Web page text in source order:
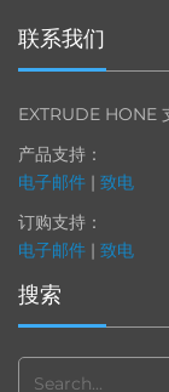
联系我们
EXTRUDE HONE
产品支持：
电子邮件 | 致电
订购支持：
电子邮件 | 致电
搜索
Search